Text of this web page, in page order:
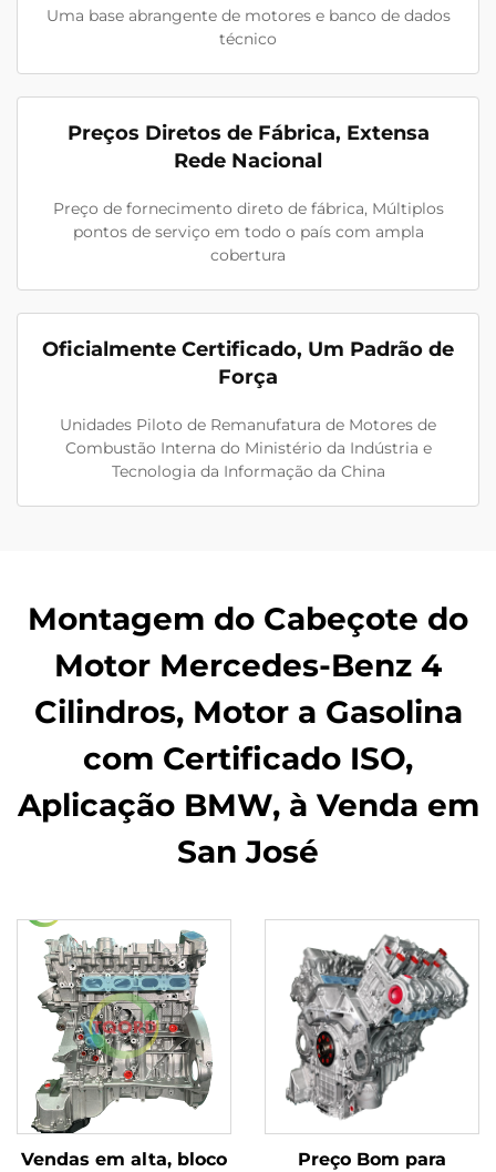
Uma base abrangente de motores e banco de dados
técnico
Preços Diretos de Fábrica, Extensa
Rede Nacional
Preço de fornecimento direto de fábrica, Múltiplos
pontos de serviço em todo o país com ampla
cobertura
Oficialmente Certificado, Um Padrão de
Força
Unidades Piloto de Remanufatura de Motores de
Combustão Interna do Ministério da Indústria e
Tecnologia da Informação da China
Montagem do Cabeçote do
Motor Mercedes-Benz 4
Cilindros, Motor a Gasolina
com Certificado ISO,
Aplicação BMW, à Venda em
San José
Vendas em alta, bloco Preço Bom para